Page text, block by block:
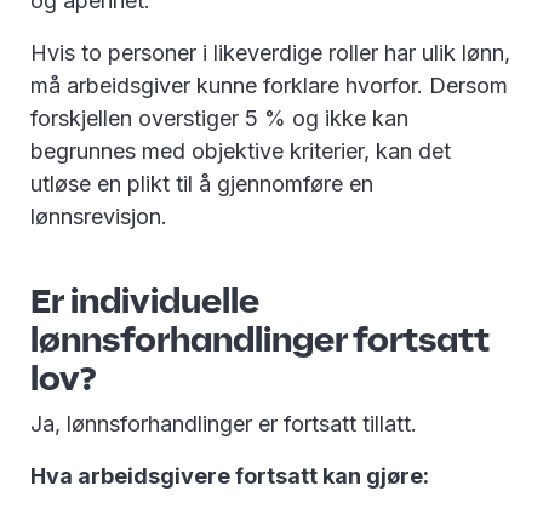
Hvis to personer i likeverdige roller har ulik lønn,
må arbeidsgiver kunne forklare hvorfor. Dersom
forskjellen overstiger 5 % og ikke kan
begrunnes med objektive kriterier, kan det
utløse en plikt til å gjennomføre en
lønnsrevisjon.
Er individuelle
lønnsforhandlinger fortsatt
lov?
Ja, lønnsforhandlinger er fortsatt tillatt.
Hva arbeidsgivere fortsatt kan gjøre: